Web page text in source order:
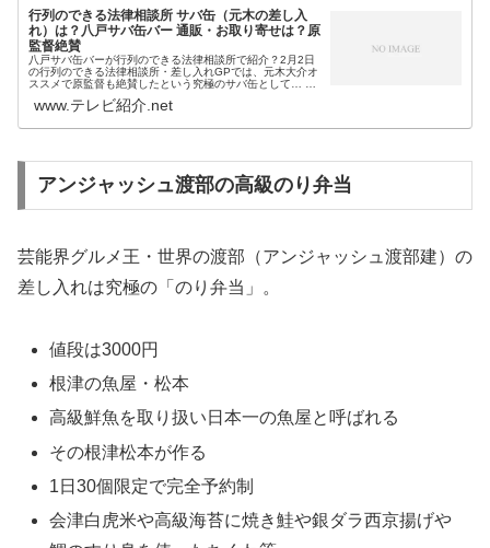
行列のできる法律相談所 サバ缶（元木の差し入
れ）は？八戸サバ缶バー 通販・お取り寄せは？原
監督絶賛
八戸サバ缶バーが行列のできる法律相談所で紹介？2月2日
の行列のできる法律相談所・差し入れGPでは、元木大介オ
ススメで原監督も絶賛したという究極のサバ缶として… 青
アヒージョ・トムヤムクン...
www.テレビ紹介.net
アンジャッシュ渡部の高級のり弁当
芸能界グルメ王・世界の渡部（アンジャッシュ渡部建）の
差し入れは究極の「のり弁当」。
値段は3000円
根津の魚屋・松本
高級鮮魚を取り扱い日本一の魚屋と呼ばれる
その根津松本が作る
1日30個限定で完全予約制
会津白虎米や高級海苔に焼き鮭や銀ダラ西京揚げや